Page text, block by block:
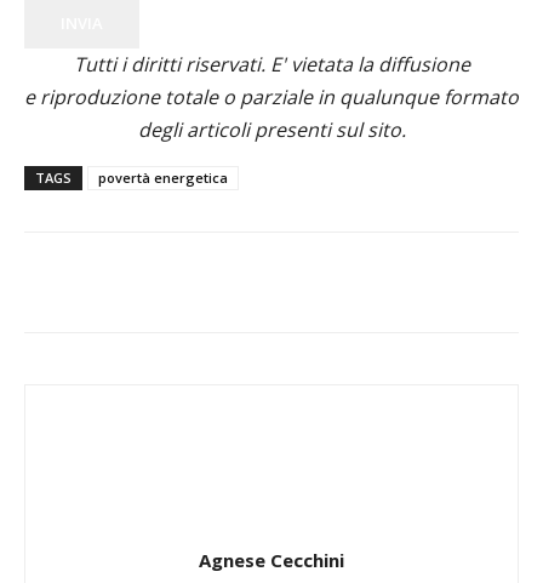
Tutti i diritti riservati. E' vietata la diffusione
e riproduzione totale o parziale in qualunque formato
degli articoli presenti sul sito.
TAGS povertà energetica
Agnese Cecchini